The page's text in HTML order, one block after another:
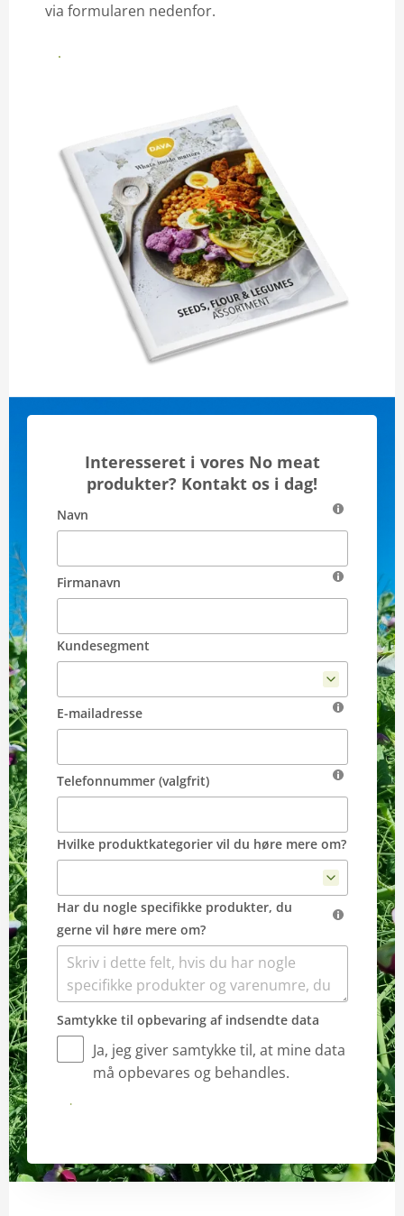
via formularen nedenfor.
Se vores produktkatalog
Interesseret i vores No meat
produkter? Kontakt os i dag!
Navn
Firmanavn
Kundesegment
E-mailadresse
Telefonnummer (valgfrit)
Hvilke produktkategorier vil du høre mere om?
Har du nogle specifikke produkter, du
gerne vil høre mere om?
Samtykke til opbevaring af indsendte data
Ja, jeg giver samtykke til, at mine data
må opbevares og behandles.
Indsend